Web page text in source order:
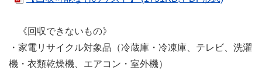
《回収できないもの》
・家電リサイクル対象品（冷蔵庫・冷凍庫、テレビ、洗濯
機・衣類乾燥機、エアコン・室外機）